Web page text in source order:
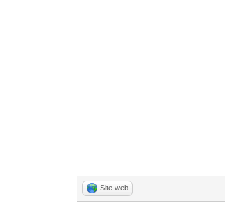
Site web